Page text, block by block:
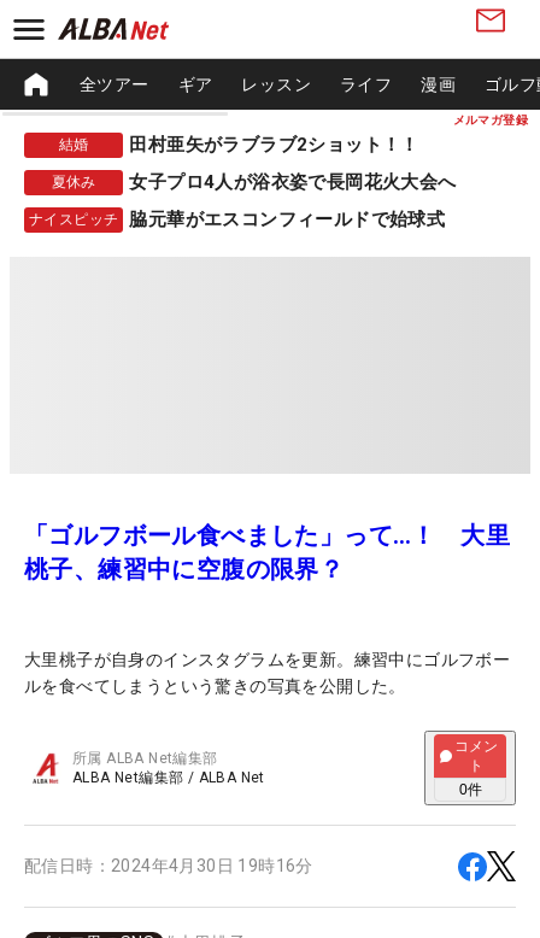
メルマガ登録
全ツアー ギア レッスン ライフ 漫画 ゴル
結婚 田村亜矢がラブラブ2ショット！！
夏休み 女子プロ4人が浴衣姿で長岡花火大会へ
ナイスピッチ 脇元華がエスコンフィールドで始球式
「ゴルフボール食べました」って…！ 大里
桃子、練習中に空腹の限界？
大里桃子が自身のインスタグラムを更新。練習中にゴルフボー
ルを食べてしまうという驚きの写真を公開した。
所属ALBA Net編集部
ALBA Net編集部 / ALBA Net
コメン
ト
0件
配信日時： 2024年4月30日 19時16分